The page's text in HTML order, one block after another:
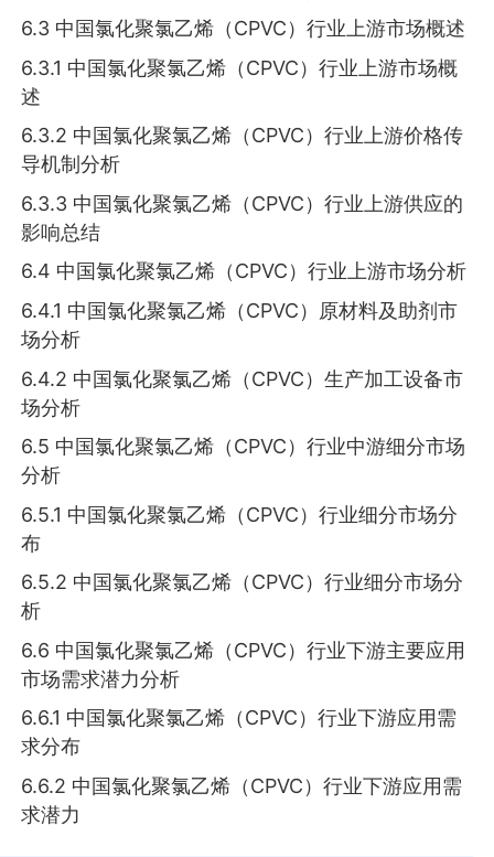
6.3 中国氯化聚氯乙烯（CPVC）行业上游市场概述
6.3.1 中国氯化聚氯乙烯（CPVC）行业上游市场概
述
6.3.2 中国氯化聚氯乙烯（CPVC）行业上游价格传
导机制分析
6.3.3 中国氯化聚氯乙烯（CPVC）行业上游供应的
影响总结
6.4 中国氯化聚氯乙烯（CPVC）行业上游市场分析
6.4.1 中国氯化聚氯乙烯（CPVC）原材料及助剂市
场分析
6.4.2 中国氯化聚氯乙烯（CPVC）生产加工设备市
场分析
6.5 中国氯化聚氯乙烯（CPVC）行业中游细分市场
分析
6.5.1 中国氯化聚氯乙烯（CPVC）行业细分市场分
布
6.5.2 中国氯化聚氯乙烯（CPVC）行业细分市场分
析
6.6 中国氯化聚氯乙烯（CPVC）行业下游主要应用
市场需求潜力分析
6.6.1 中国氯化聚氯乙烯（CPVC）行业下游应用需
求分布
6.6.2 中国氯化聚氯乙烯（CPVC）行业下游应用需
求潜力